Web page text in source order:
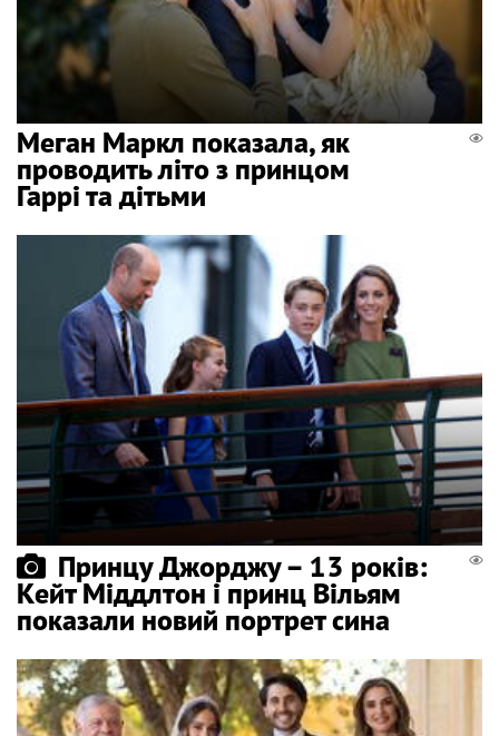
Меган Маркл показала, як
проводить літо з принцом
Гаррі та дітьми
Принцу Джорджу – 13 років:
Кейт Міддлтон і принц Вільям
показали новий портрет сина